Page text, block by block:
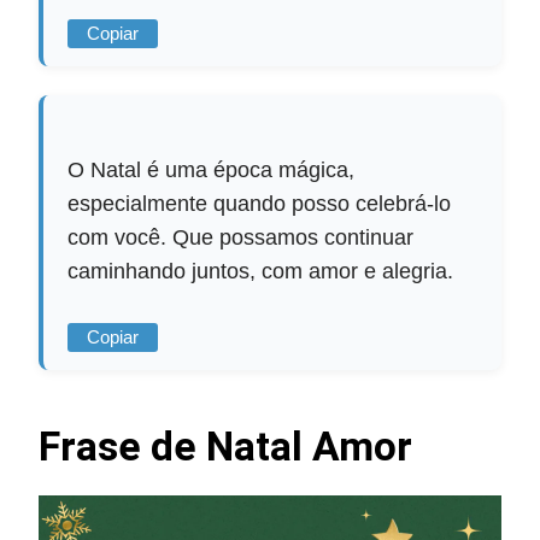
Copiar
O Natal é uma época mágica,
especialmente quando posso celebrá-lo
com você. Que possamos continuar
caminhando juntos, com amor e alegria.
Copiar
Frase de Natal Amor